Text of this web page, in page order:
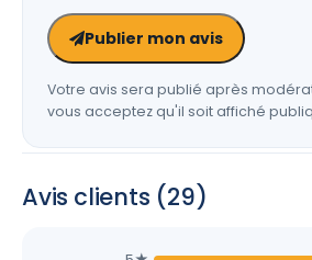
Publier mon avis
Votre avis sera publié après
vous acceptez qu'il soit affiché
Avis clients (29)